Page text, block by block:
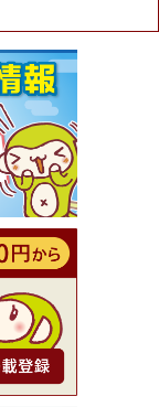
5％OFF（ナチ
マキマキ］）
脱毛11,000円
毛サロン Mickle
円→3,000円（料
リアン Pia Cu
OFF ※18時以
アクオーレ））
毛脱毛 半額 2,2
ス脱毛サロン Mi